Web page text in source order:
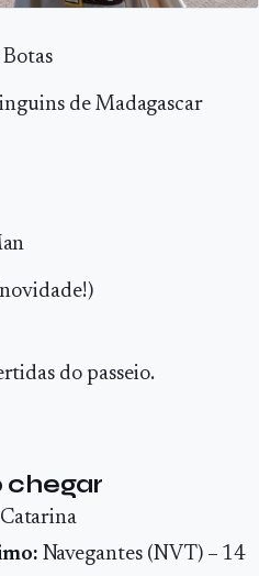
de Madagascar
do passeio.
chegar
Navegantes (NVT) – 14